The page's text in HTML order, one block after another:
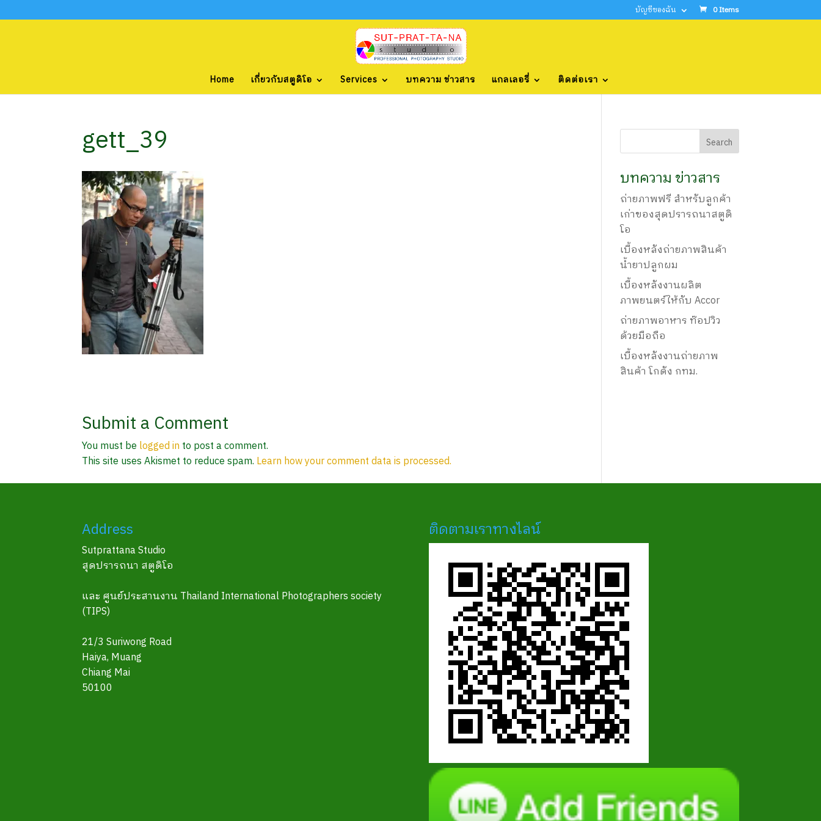
บัญชีของฉัน 0 Items
Home เกี่ยวกับสตูดิโอ Services บทความ ข่าวสาร แกลเลอรี่ ติดต่อเรา
gett_39
Submit a Comment
You must be logged into post a comment.
This site uses Akismet to reduce spam. Learn how your comment data is processed.
บทความ ข่าวสาร
ถ่ายภาพฟรี สำหรับลูกค้า
เก่าของสุดปรารถนาสตูดิ
โอ
เบื้องหลังถ่ายภาพสินค้า
น้ำยาปลูกผม
เบื้องหลังงานผลิต
ภาพยนตร์ให้กับ Accor
ถ่ายภาพอาหาร ท๊อปวิว
ด้วยมือถือ
เบื้องหลังงานถ่ายภาพ
สินค้า โกดัง กทม.
Address
Sutprattana Studio
สุดปรารถนา สตูดิโอ
และ ศูนย์ประสานงาน Thailand International Photographers society
(TIPS)
21/3 Suriwong Road
Haiya, Muang
Chiang Mai
50100
ติดตามเราทางไลน์